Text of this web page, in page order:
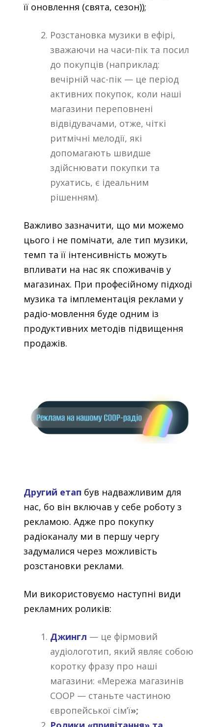
її оновлення (свята, сезон));
Розстановка музики в ефірі,
зважаючи на часи-пік та посил
до покупців (наприклад:
вечірній час-пік — це період
активних покупок, коли наші
магазини переповнені
відвідувачами, отже, чіткі
ритмічні мелодії, які
допомагають швидше
здійснювати покупки та
рухатись, є ідеальним
рішенням).
Важливо зазначити, що ми можемо
цього і не помічати, але тип музики,
темп та її інтенсивність можуть
впливати на нас як споживачів у
магазинах. При професійному підході
музика та імплементація реклами у
радіо-мовлення буде одним із
продуктивних методів підвищення
продажів.
Другий етап був надважливим для
нас, бо він включав у себе роботу з
рекламою. Адже про покупку
радіоканалу ми в першу чергу
задумалися через можливість
розстановки реклами.
Ми використовуємо наступні види
рекламних роликів:
Джингл — це фірмовий
аудіологотип, який являє собою
коротку фразу про наші
магазини: «Мережа магазинів
COOP — станьте частиною
європейської сім’ї»;